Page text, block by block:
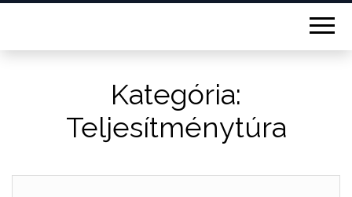
Kategória:
Teljesítménytúra